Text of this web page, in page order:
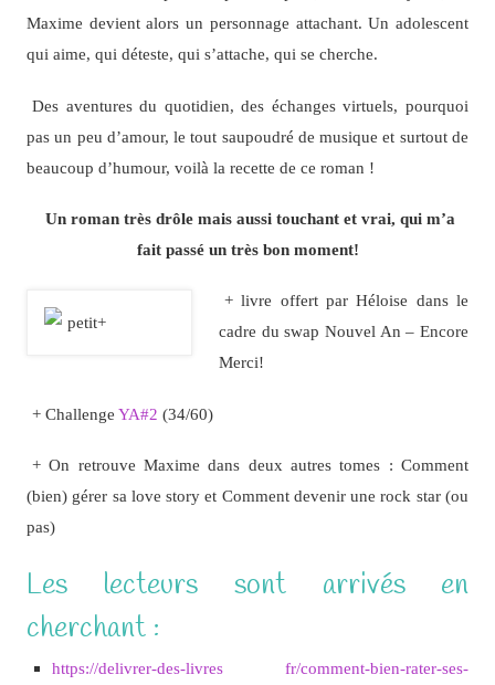
Maxime devient alors un personnage attachant. Un adolescent
qui aime, qui déteste, qui s’attache, qui se cherche.
Des aventures du quotidien, des échanges virtuels, pourquoi
pas un peu d’amour, le tout saupoudré de musique et surtout de
beaucoup d’humour, voilà la recette de ce roman !
Un roman très drôle mais aussi touchant et vrai, qui m’a
fait passé un très bon moment!
+ livre offert par Héloise dans le
cadre du swap Nouvel An – Encore
Merci!
+ Challenge YA#2 (34/60)
+ On retrouve Maxime dans deux autres tomes : Comment
(bien) gérer sa love story et Comment devenir une rock star (ou
pas)
Les lecteurs sont arrivés en
cherchant :
https://delivrer-des-livres fr/comment-bien-rater-ses-